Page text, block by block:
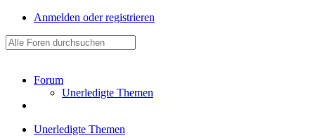
Anmelden oder registrieren
Forum
Unerledigte Themen
Unerledigte Themen